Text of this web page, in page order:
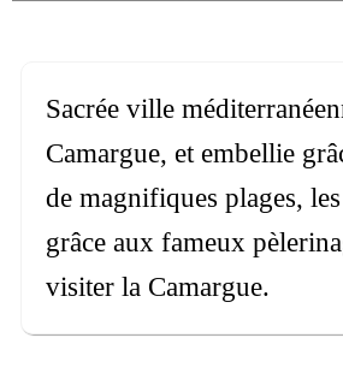
Sacrée ville
Camargue, et embellie
de magnifiques plages,
grâce aux fameux
visiter la Camargue.